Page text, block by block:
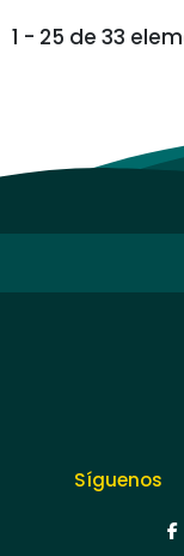
1 - 25 de 33
Síguenos